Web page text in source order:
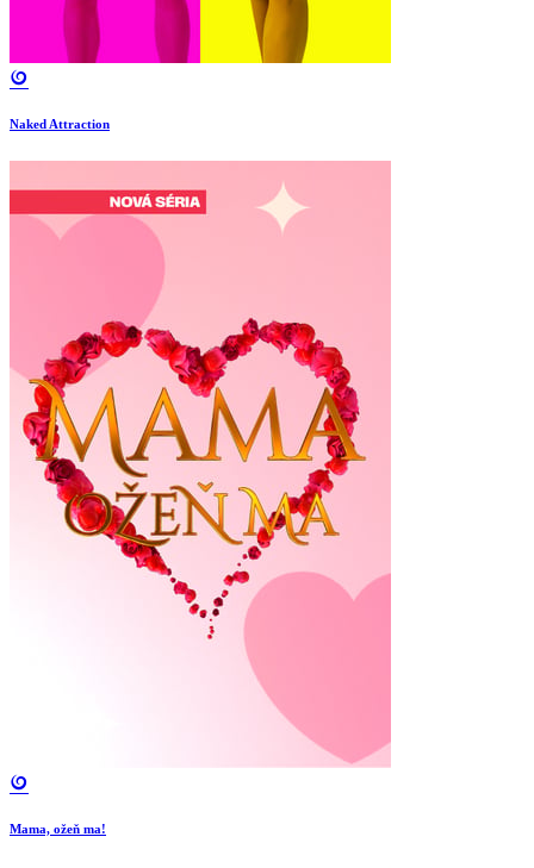
Naked Attraction
Mama, ožeň ma!